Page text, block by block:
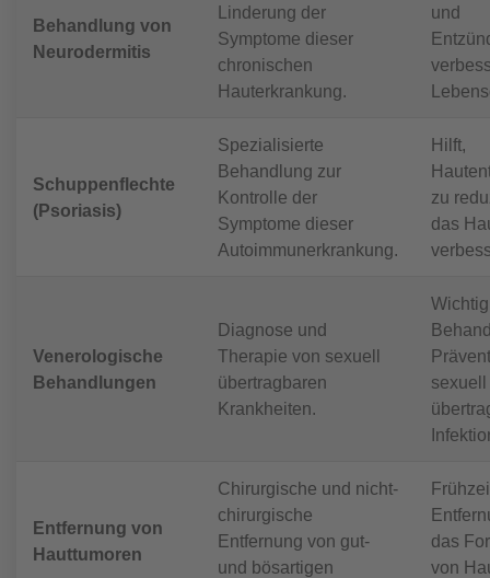
Behandlung von
Neurodermitis
Linderung der
Symptome dieser
chronischen
Hauterkrankung.
und
Schuppenflechte
(Psoriasis)
Spezialisierte
Behandlung zur
Kontrolle der
Symptome dieser
Autoimmunerkrankung.
Hilft,
zu
das
Venerologische
Behandlungen
Diagnose und
Therapie von sexuell
übertragbaren
Krankheiten.
sexuell
Entfernung von
Hauttumoren
Chirurgische und nicht-
chirurgische
Entfernung von gut-
und bösartigen
das
von